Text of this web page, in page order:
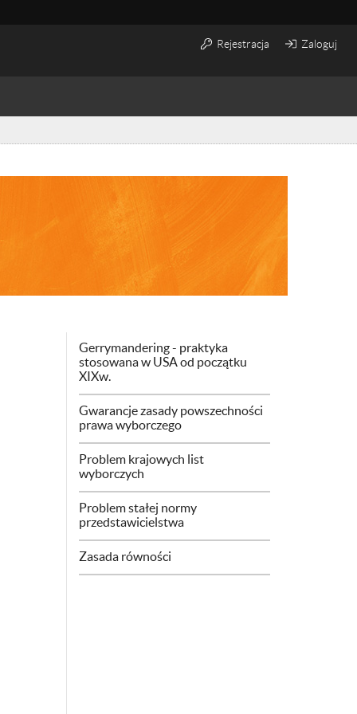
Rejestracja Zaloguj
Gerrymandering - praktyka
stosowana w USA od początku
XIXw.
Gwarancje zasady powszechności
prawa wyborczego
Problem krajowych list
wyborczych
Problem stałej normy
przedstawicielstwa
Zasada równości